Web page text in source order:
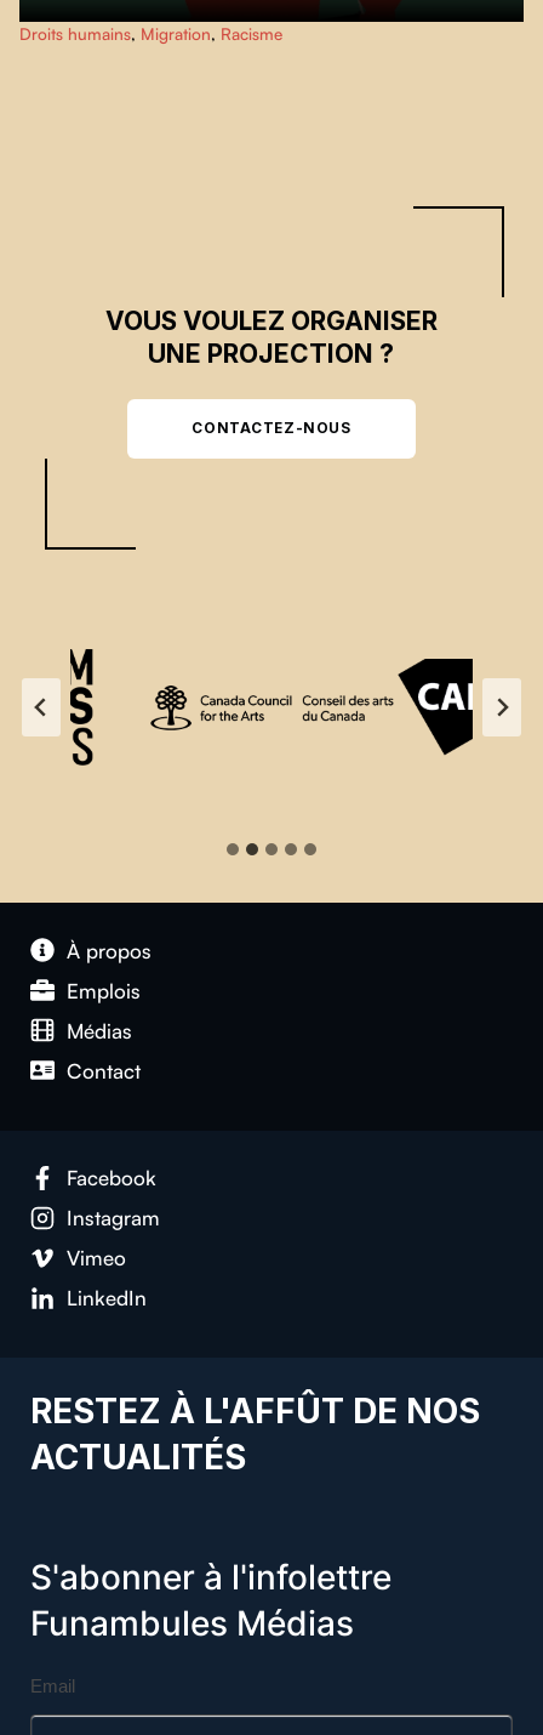
Chaque année, plus de 400 enfants arrivent seul·e·s, à la frontière
canadienne, pour demander le statut de réfugié·e. Craignant pour leur vie,
Droits humains, Migration, Racisme
VOUS VOULEZ ORGANISER
UNE PROJECTION ?
CONTACTEZ-NOUS
À propos
Emplois
Médias
Contact
Facebook
Instagram
Vimeo
LinkedIn
RESTEZ À L'AFFÛT DE NOS
ACTUALITÉS
S'abonner à l'infolettre
Funambules Médias
Email